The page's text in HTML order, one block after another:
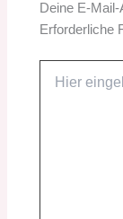
Deine E-
Erforderliche
eingeben…